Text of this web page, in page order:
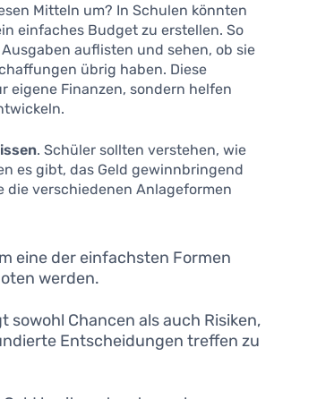
Mitteln um? In Schulen könnten
einfaches Budget zu erstellen. So
auflisten und sehen, ob sie
übrig haben. Diese
eigene Finanzen, sondern helfen
. Schüler sollten verstehen, wie
es gibt, das Geld gewinnbringend
die verschiedenen Anlageformen
eine der einfachsten Formen
werden.
sowohl Chancen als auch Risiken,
Entscheidungen treffen zu